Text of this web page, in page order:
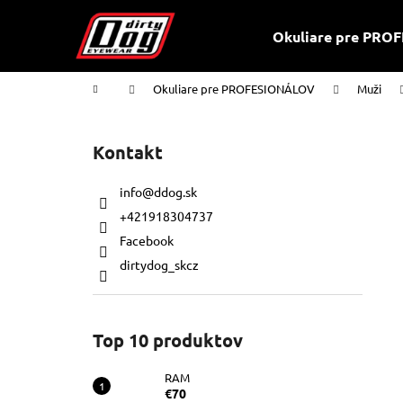
Okuliare pre
Domov Okuliare pre PROFESIONÁLOV Muži
Kontakt
info@ddog.sk
+421918304737
Facebook
dirtydog_skcz
Top 10 produktov
RAM
€70
í
Späť
do
Späť
do